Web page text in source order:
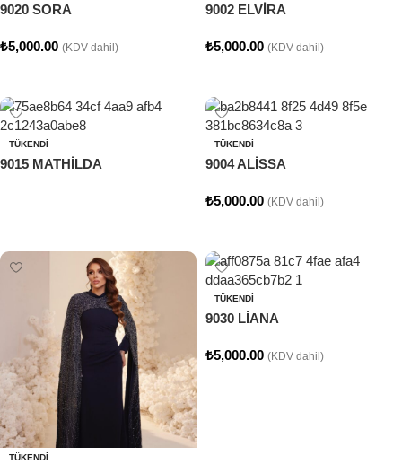
9020 SORA
₺5,000.00 (KDV dahil)
9002 ELVİRA
₺5,000.00 (KDV dahil)
TÜKENDI
9015 MATHİLDA
TÜKENDI
9004 ALİSSA
₺5,000.00 (KDV dahil)
TÜKENDI
TÜKENDI
9030 LİANA
₺5,000.00 (KDV dahil)